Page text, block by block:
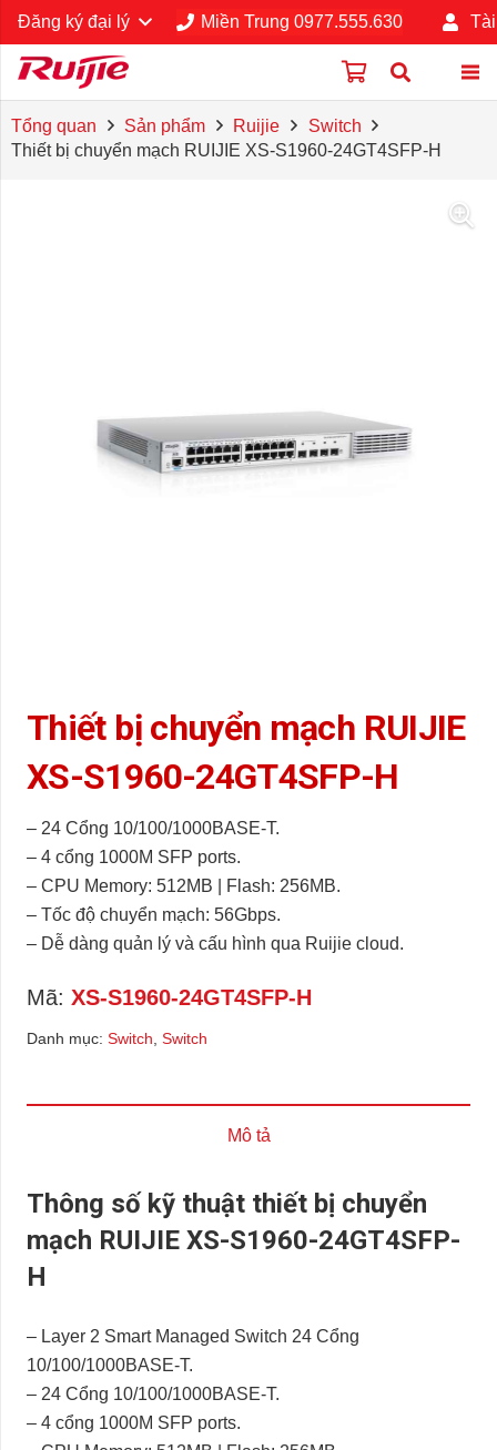
Đăng ký đại lý Miền Trung 0977.555.630
Tổng quan Sản phẩm Ruijie
Switch
Thiết bị chuyển mạch RUIJIE XS-S1960-24GT4SFP-H
Thiết bị chuyển mạch RUIJIE
XS-S1960-24GT4SFP-H
– 24 Cổng 10/100/1000BASE-T.
– 4 cổng 1000M SFP ports.
– CPU Memory: 512MB | Flash: 256MB.
– Tốc độ chuyển mạch: 56Gbps.
– Dễ dàng quản lý và cấu hình qua Ruijie cloud.
Mã: XS-S1960-24GT4SFP-H
Danh mục: Switch Switch
Mô tả
Thông số kỹ thuật thiết bị chuyển
mạch RUIJIE XS-S1960-24GT4SFP-
H
– Layer 2 Smart Managed Switch 24 Cổng
10/100/1000BASE-T.
– 24 Cổng 10/100/1000BASE-T.
– 4 cổng 1000M SFP ports.